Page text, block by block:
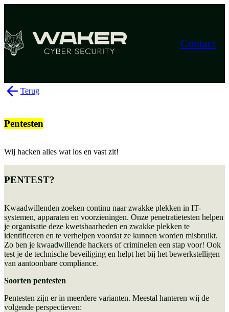
Contact
Terug
Pentesten
Wij hacken alles wat los en vast zit!
PENTEST?
Kwaadwillenden zoeken continu naar zwakke plekken in IT-
systemen, apparaten en voorzieningen. Onze penetratietesten helpen
je organisatie deze kwetsbaarheden en zwakke plekken te
identificeren en te verhelpen voordat ze kunnen worden misbruikt.
Zo ben je kwaadwillende hackers of criminelen een stap voor! Ook
test je de technische beveiliging en helpt het bij het bewerkstelligen
van aantoonbare compliance.
Soorten pentesten
Pentesten zijn er in meerdere varianten. Meestal hanteren wij de
volgende perspectieven: